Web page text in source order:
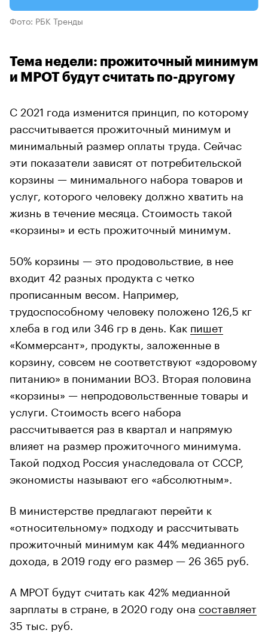
Фото: РБК Тренды
Тема недели: прожиточный минимум
и МРОТ будут считать по-другому
С 2021 года изменится принцип, по которому
рассчитывается прожиточный минимум и
минимальный размер оплаты труда. Сейчас
эти показатели зависят от потребительской
корзины — минимального набора товаров и
услуг, которого человеку должно хватить на
жизнь в течение месяца. Стоимость такой
«корзины» и есть прожиточный минимум.
50% корзины — это продовольствие, в нее
входит 42 разных продукта с четко
прописанным весом. Например,
трудоспособному человеку положено 126,5 кг
хлеба в год или 346 гр в день. Как пишет
«Коммерсант», продукты, заложенные в
корзину, совсем не соответствуют «здоровому
питанию» в понимании ВОЗ. Вторая половина
«корзины» — непродовольственные товары и
услуги. Стоимость всего набора
рассчитывается раз в квартал и напрямую
влияет на размер прожиточного минимума.
Такой подход Россия унаследовала от СССР,
экономисты называют его «абсолютным».
В министерстве предлагают перейти к
«относительному» подходу и рассчитывать
прожиточный минимум как 44% медианного
дохода, в 2019 году его размер — 26 365 руб.
А МРОТ будут считать как 42% медианной
зарплаты в стране, в 2020 году она составляет
35 тыс. руб.